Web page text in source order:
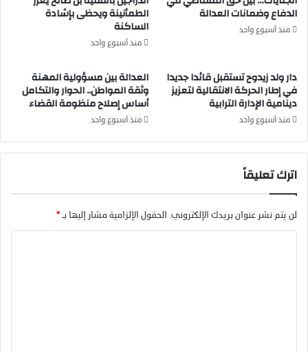
ا
ن
ق
ف
ل
ل
س
B
S
*
الدفاع وضمانات العدالة
منذ أسبوع واحد
الطمأنينة ويحظى بإشادة
الساكنة
منذ أسبوع واحد
دار ولد زيدوح تستقبل قائدا جديدا
في إطار الحركة الانتقالية لتعزيز
دينامية الإدارة الترابية
منذ أسبوع واحد
العدالة بين مسؤولية المهنة
وثقة المواطن.. الحوار والتكامل
أساس إصلاح منظومة القضاء
منذ أسبوع واحد
اترك تعليقاً
لن يتم نشر عنوان بريدك الإلكتروني. الحقول الإلزامية مشار إليها بـ *